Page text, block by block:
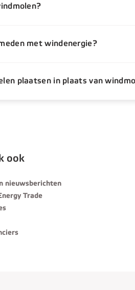
met windenergie?
plaatsen in plaats van
ook
nieuwsberichten
Trade